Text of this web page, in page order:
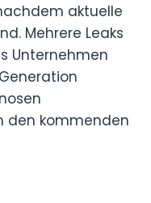
aktuelle
Mehrere Leaks
Unternehmen
den kommenden